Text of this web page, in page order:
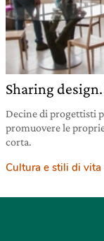
Sharing
Decine di progettisti
promuovere le
corta.
Cultura e stili di vita